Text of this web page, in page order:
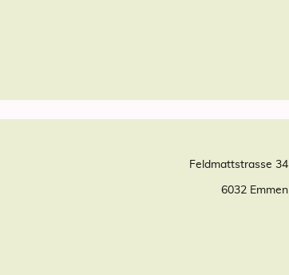
Feldmattstrasse 34
6032 Emmen